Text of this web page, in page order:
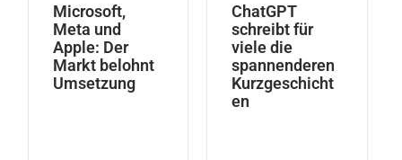
Microsoft,
Meta und
Apple: Der
Markt belohnt
Umsetzung
ChatGPT
schreibt für
viele die
spannenderen
Kurzgeschicht
en